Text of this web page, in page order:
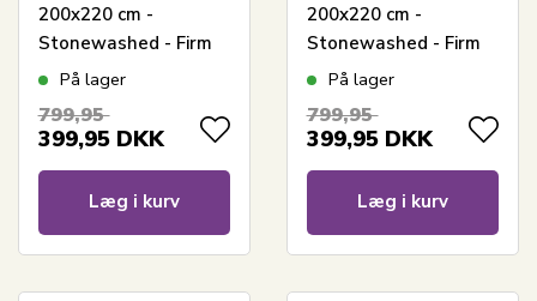
200x220 cm -
Stonewashed - Firm
pruple
På lager
799,95
399,95 DKK
Læg i kurv
200x220 cm -
Stonewashed - Firm
sandPå lager
799,95
399,95 DKK
Læg i kurv